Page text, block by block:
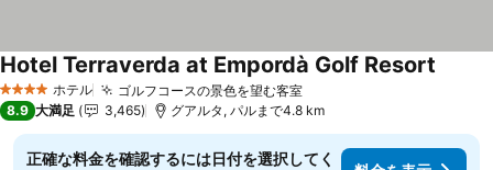
4 ホテルのランク
ホテル ゴルフコースの景色を望む客室
Hotel Terraverda at Empordà Golf Resort
8.9 大満足 3,465 グアルタ, パルまで4.8 km
正確な料金を確認するには日付を選択してく